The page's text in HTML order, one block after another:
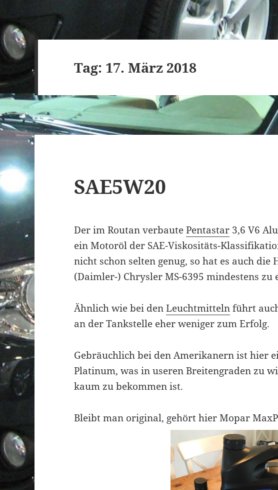
Tag: 17. März 2018
SAE5W20
Der im Routan verbautePentastar 3,6 V6
ein Motoröl der SAE-Viskositäts-
nicht schon selten genug, so hat es auch
(Daimler-) Chrysler MS-6395 mindestens zu
Ähnlich wie bei denLeuchtmittelnführt
an der Tankstelle eher weniger zum Erfolg.
Gebräuchlich bei den Amerikanern ist hier
Platinum, was in useren Breitengraden zu
kaum zu bekommen ist.
Bleibt man original, gehört hier Mopar